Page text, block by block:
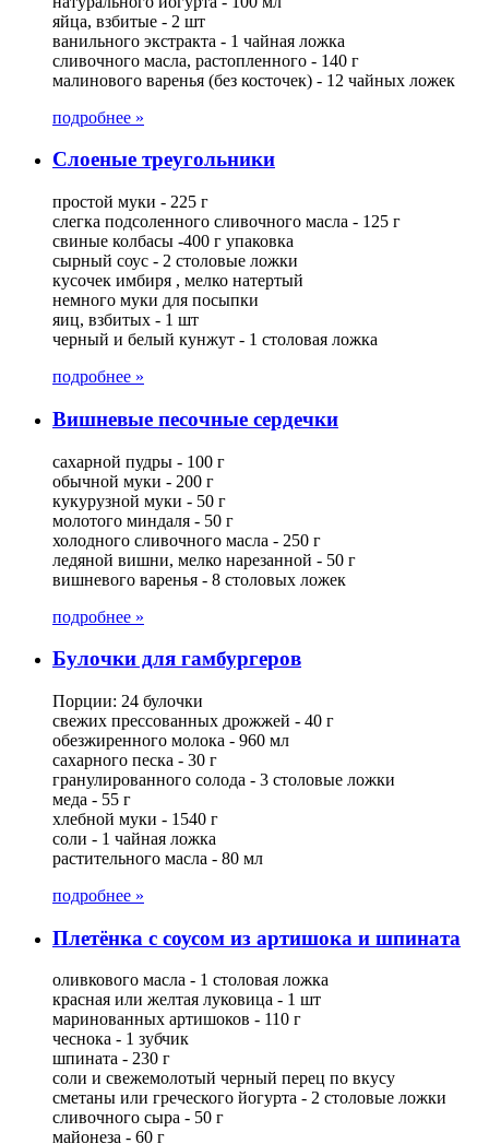
яйца, взбитые - 2 шт
ванильного экстракта - 1 чайная ложка
сливочного масла, растопленного - 140 г
малинового варенья (без косточек) - 12 чайных ложек
подробнее »
Слоеные треугольники
простой муки - 225 г
слегка подсоленного сливочного масла - 125 г
свиные колбасы -400 г упаковка
сырный соус - 2 столовые ложки
кусочек имбиря , мелко натертый
немного муки для посыпки
яиц, взбитых - 1 шт
черный и белый кунжут - 1 столовая ложка
подробнее »
Вишневые песочные сердечки
сахарной пудры - 100 г
обычной муки - 200 г
кукурузной муки - 50 г
молотого миндаля - 50 г
холодного сливочного масла - 250 г
ледяной вишни, мелко нарезанной - 50 г
вишневого варенья - 8 столовых ложек
подробнее »
Булочки для гамбургеров
Порции: 24 булочки
свежих прессованных дрожжей - 40 г
обезжиренного молока - 960 мл
сахарного песка - 30 г
гранулированного солода - 3 столовые ложки
меда - 55 г
хлебной муки - 1540 г
соли - 1 чайная ложка
растительного масла - 80 мл
подробнее »
Плетёнка с соусом из артишока и шпината
оливкового масла - 1 столовая ложка
красная или желтая луковица - 1 шт
маринованных артишоков - 110 г
чеснока - 1 зубчик
шпината - 230 г
соли и свежемолотый черный перец по вкусу
сметаны или греческого йогурта - 2 столовые ложки
сливочного сыра - 50 г
майонеза - 60 г